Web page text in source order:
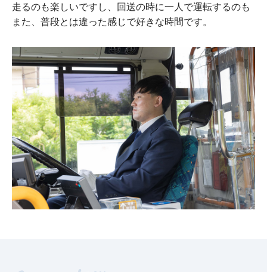
走るのも楽しいですし、回送の時に一人で運転するのも
また、普段とは違った感じで好きな時間です。